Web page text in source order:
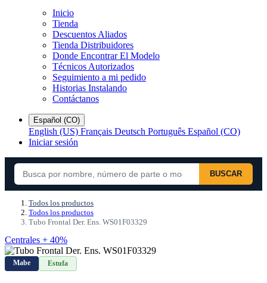
Inicio
Tienda
Descuentos Aliados
Tienda Distribuidores
Donde Encontrar El Modelo
Técnicos Autorizados
Seguimiento a mi pedido
Historias Instalando
Contáctanos
Español (CO)
English (US) Français Deutsch Português Español (CO)
Iniciar sesión
BUSCAR
Todos los productos
Todos los productos
Tubo Frontal Der. Ens. WS01F03329
Centrales + 40%
Mabe Estufa